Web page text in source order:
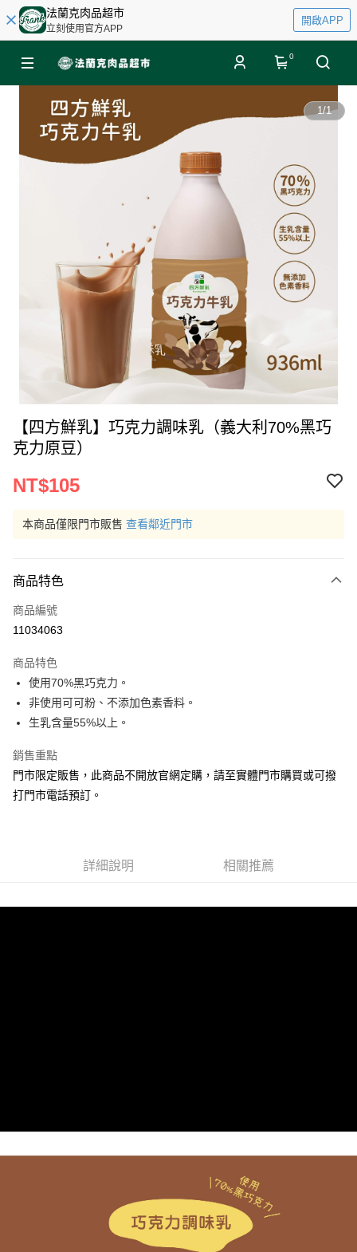
法蘭克肉品超市
立刻使用官方APP
開啟APP
0
1/1
【四方鮮乳】巧克力調味乳（義大利70%黑巧
克力原豆）
NT$105
本商品僅限門市販售 查看鄰近門市
商品特色
商品編號
11034063
商品特色
使用70%黑巧克力。
非使用可可粉、不添加色素香料。
生乳含量55%以上。
銷售重點
門市限定販售，此商品不開放官網定購，請至實體門市購買或可撥
打門市電話預訂。
詳細說明 相關推薦